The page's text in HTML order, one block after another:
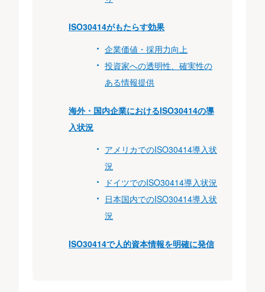
ISO30414がもたらす効果
企業価値・採用力向上
投資家への透明性、確実性の
ある情報提供
海外・国内企業におけるISO30414の導
入状況
アメリカでのISO30414導入状
況
ドイツでのISO30414導入状況
日本国内でのISO30414導入状
況
ISO30414で人的資本情報を明確に発信